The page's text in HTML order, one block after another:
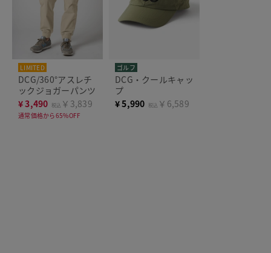
LIMITED
DCG/360°アスレチ
ックジョガーパンツ
¥3,490 税込 ￥3,839
通常価格から65%OFF
ゴルフ
DCG・クールキャッ
プ
¥5,990 税込 ￥6,589